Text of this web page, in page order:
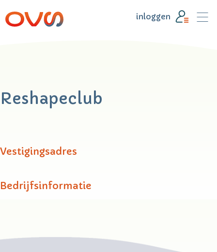
inloggen
Reshapeclub
Vestigingsadres
Bedrijfsinformatie